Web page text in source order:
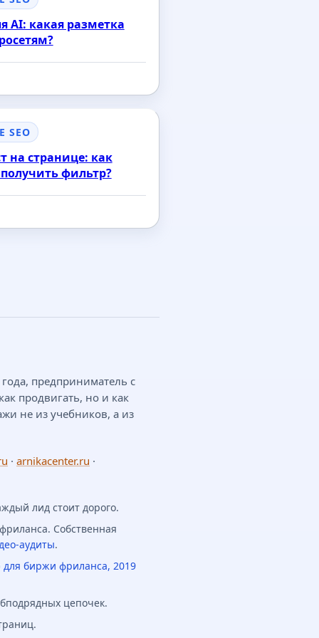
AI: какая разметка
SEO
на странице: как
фильтр?
предприниматель с
продвигать, но и как
не из учебников, а из
· arnikacenter.ru ·
лид стоит дорого.
Собственная
аудиты.
биржи фриланса, 2019
цепочек.